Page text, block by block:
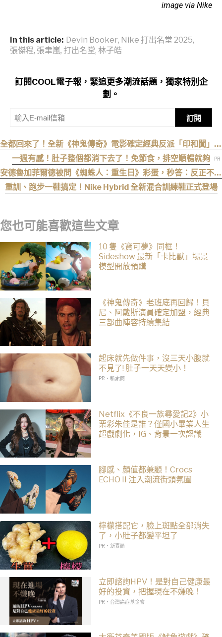
image via Nike
In this article: Devin Booker, Nike 打出名堂 2025,
張傑程, 張聿嵐, 打出名堂, 林子皓
訂閱COOL電子報，緊追更多潮流話題，獨家特別企
劃。
訂閱
全都回來了！全新《神鬼傳奇》電影確定經典反派「印和闐」也
會回歸
一週有感！肚子整個都消下去了！免節食，排空順暢就夠
安德魯加菲爾德被問《蜘蛛人：重生日》彩蛋，秒答：反正不是
我
重訓、跑步一鞋搞定！Nike Hybrid 全新混合訓練鞋正式登場
您也可能喜歡這些文章
10 隻《寶可夢》同框！
Sideshow 最新「卡比獸」場景
模型開放預購
《神鬼傳奇》老班底再回歸！貝
尼、阿戴斯演員確定加盟，經典
三部曲陣容持續集結
起床就先做件事，沒三天小腹就
不見了! 肚子一天天變小！
PR・新素簡
Netflix《不良一族尋愛記2》小
栗彩朱佳是誰？僅國小畢業人生
超戲劇化，IG、背景一次認識
腳感、顏值都兼顧！Crocs
ECHO II 注入潮流街頭氛圍
檸檬搭配它，臉上斑點全部消失
了，小肚子都變平坦了
PR・新素簡
立即諮詢HPV！是對自己健康最
好的投資，把握現在不嫌晚！
PR・台灣癌症基金會